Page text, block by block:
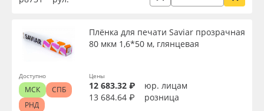
Плёнка для печати Saviar прозрачная
80 мкм 1,6*50 м, глянцевая
Цены
12 683.32 ₽
юр. лицам
13 684.64 ₽
розница
Доступно
МСК
СПБ
РНД